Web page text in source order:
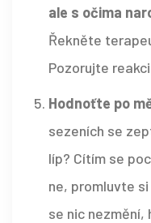
ale s očima
Řekněte
Pozorujte
Hodnoťte po
sezeních se
líp? Cítím se
ne, promluvte
se nic